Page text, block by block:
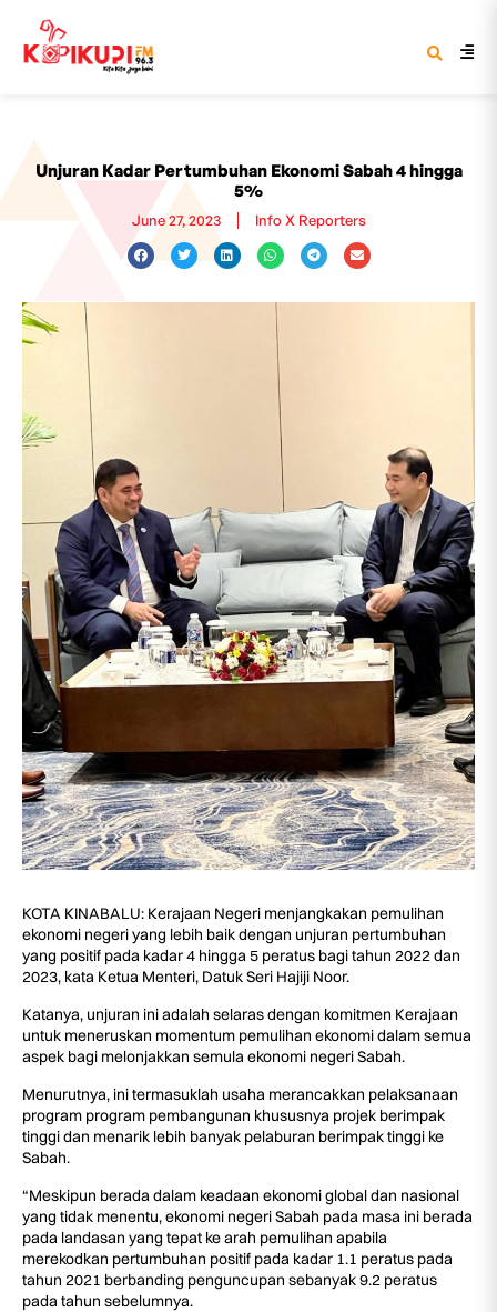
Unjuran Kadar Pertumbuhan Ekonomi Sabah 4 hingga
5%
June 27, 2023 Info X Reporters
KOTA KINABALU: Kerajaan Negeri menjangkakan pemulihan
ekonomi negeri yang lebih baik dengan unjuran pertumbuhan
yang positif pada kadar 4 hingga 5 peratus bagi tahun 2022 dan
2023, kata Ketua Menteri, Datuk Seri Hajiji Noor.
Katanya, unjuran ini adalah selaras dengan komitmen Kerajaan
untuk meneruskan momentum pemulihan ekonomi dalam semua
aspek bagi melonjakkan semula ekonomi negeri Sabah.
Menurutnya, ini termasuklah usaha merancakkan pelaksanaan
program program pembangunan khususnya projek berimpak
tinggi dan menarik lebih banyak pelaburan berimpak tinggi ke
Sabah.
“Meskipun berada dalam keadaan ekonomi global dan nasional
yang tidak menentu, ekonomi negeri Sabah pada masa ini berada
pada landasan yang tepat ke arah pemulihan apabila
merekodkan pertumbuhan positif pada kadar 1.1 peratus pada
tahun 2021 berbanding penguncupan sebanyak 9.2 peratus
pada tahun sebelumnya.